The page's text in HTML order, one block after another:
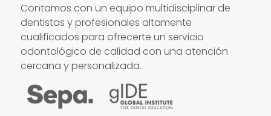
Contamos con un equipo multidisciplinar de
dentistas y profesionales altamente
cualificados para ofrecerte un servicio
odontológico de calidad con una atención
cercana y personalizada.